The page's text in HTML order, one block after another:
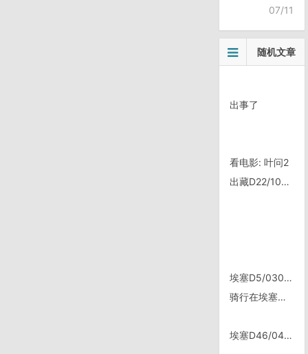
07/11
随机文章
出事了
看电影: 叶问2
出藏D22/1015, 东达拉脚下的货车——竹卡
埃塞D5/0306，早上5:30
骑行在埃塞俄比亚
埃塞D46/0416，Butajira